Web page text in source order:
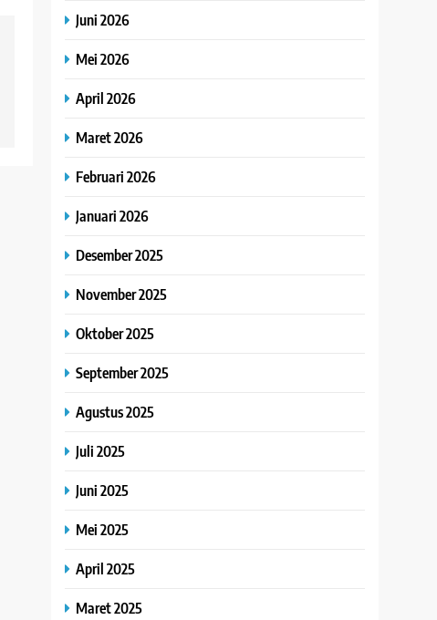
Juni 2026
Mei 2026
April 2026
Maret 2026
Februari 2026
Januari 2026
Desember 2025
November 2025
Oktober 2025
September 2025
Agustus 2025
Juli 2025
Juni 2025
Mei 2025
April 2025
Maret 2025